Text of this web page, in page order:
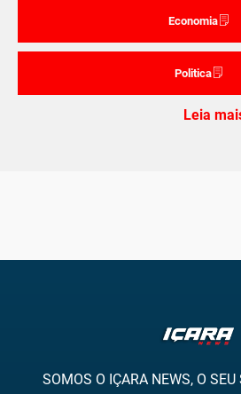
Economia
Politica
Leia
SOMOS O IÇARA NEWS, O